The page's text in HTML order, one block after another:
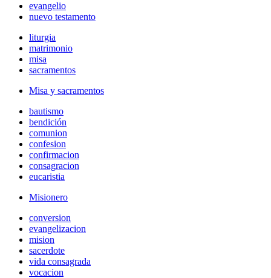
evangelio
nuevo testamento
liturgia
matrimonio
misa
sacramentos
Misa y sacramentos
bautismo
bendición
comunion
confesion
confirmacion
consagracion
eucaristia
Misionero
conversion
evangelizacion
mision
sacerdote
vida consagrada
vocacion